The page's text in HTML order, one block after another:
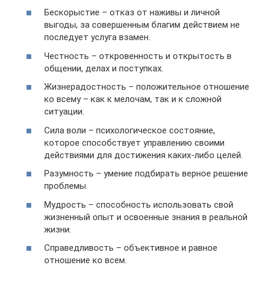
Бескорыстие – отказ от наживы и личной
выгоды, за совершенным благим действием не
последует услуга взамен.
Честность – откровенность и открытость в
общении, делах и поступках.
Жизнерадостность – положительное отношение
ко всему – как к мелочам, так и к сложной
ситуации.
Сила воли – психологическое состояние,
которое способствует управлению своими
действиями для достижения каких-либо целей.
Разумность – умение подбирать верное решение
проблемы.
Мудрость – способность использовать свой
жизненный опыт и освоенные знания в реальной
жизни.
Справедливость – объективное и равное
отношение ко всем.